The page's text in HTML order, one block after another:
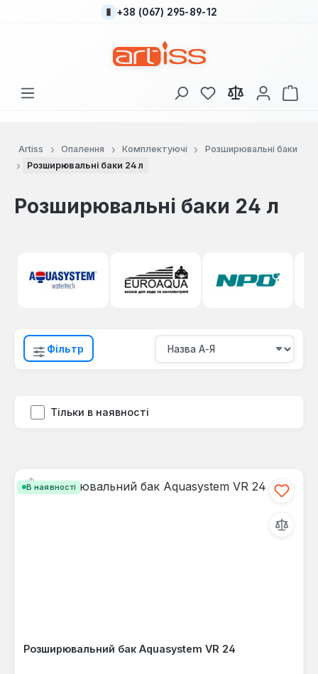
Перейти до основного вмісту
+38 (067) 295-89-12
У вас є 0 у списку
Artiss Опалення Комплектуючі
Розширювальні баки
Розширювальні баки 24 л
Розширювальні баки 24 л
Фільтр
Тільки в наявності
В наявності
Розширювальний бак Aquasystem VR 24